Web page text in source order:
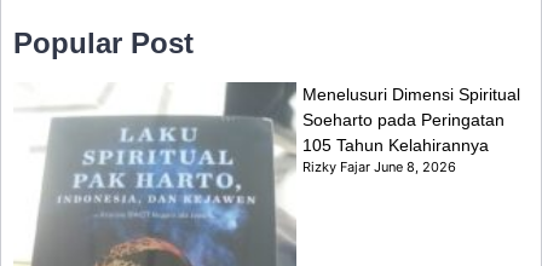
Popular Post
Menelusuri Dimensi Spiritual
Soeharto pada Peringatan
105 Tahun Kelahirannya
Rizky FajarJune 8, 2026